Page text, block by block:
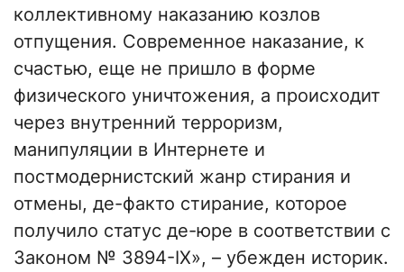
коллективному наказанию козлов
отпущения. Современное наказание, к
счастью, еще не пришло в форме
физического уничтожения, а происходит
через внутренний терроризм,
манипуляции в Интернете и
постмодернистский жанр стирания и
отмены, де-факто стирание, которое
получило статус де-юре в соответствии с
Законом № 3894-IX», – убежден историк.